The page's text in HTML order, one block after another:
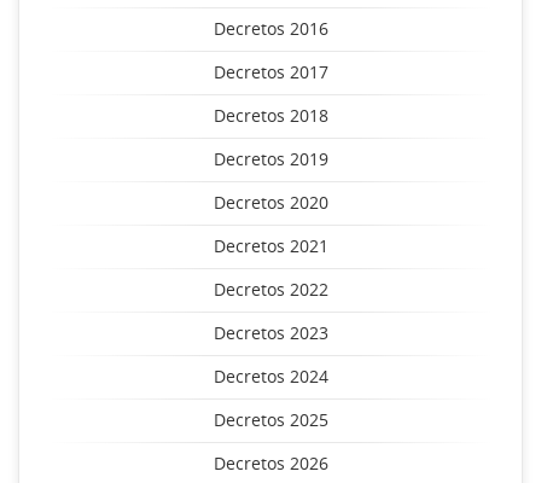
Decretos 2016
Decretos 2017
Decretos 2018
Decretos 2019
Decretos 2020
Decretos 2021
Decretos 2022
Decretos 2023
Decretos 2024
Decretos 2025
Decretos 2026